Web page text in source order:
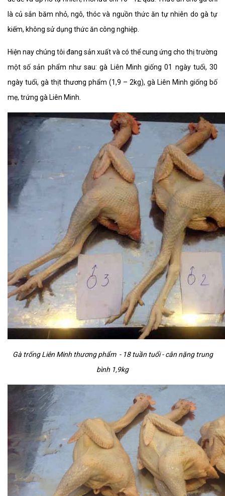
là củ sắn băm nhỏ, ngô, thóc và nguồn thức ăn tự nhiên do gà tự
kiếm, không sử dụng thức ăn công nghiệp.
Hiện nay chúng tôi đang sản xuất và có thể cung ứng cho thị trường
một số sản phẩm như sau: gà Liên Minh giống 01 ngày tuổi, 30
ngày tuổi, gà thịt thương phẩm (1,9 – 2kg), gà Liên Minh giống bố
mẹ, trứng gà Liên Minh.
Gà trống Liên Minh thương phẩm - 18 tuần tuổi - cân nặng trung
bình 1,9kg